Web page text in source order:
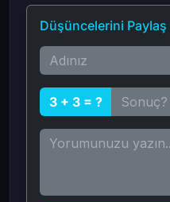
Düşüncelerini Paylaş
3 + 3 = ?